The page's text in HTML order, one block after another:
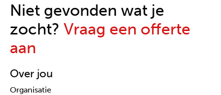
Niet gevonden wat je
zocht? Vraag een offerte
aan
Over jou
Organisatie